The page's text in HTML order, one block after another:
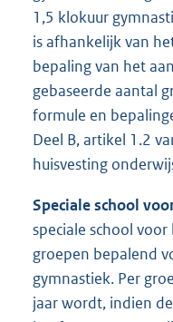
1,5 klokuur
is afhankelijk van
bepaling van het
gebaseerde aantal
formule en
Deel B, artikel 1.2
huisvesting
Speciale school
speciale school
groepen bepalend
gymnastiek. Per
jaar wordt, indien